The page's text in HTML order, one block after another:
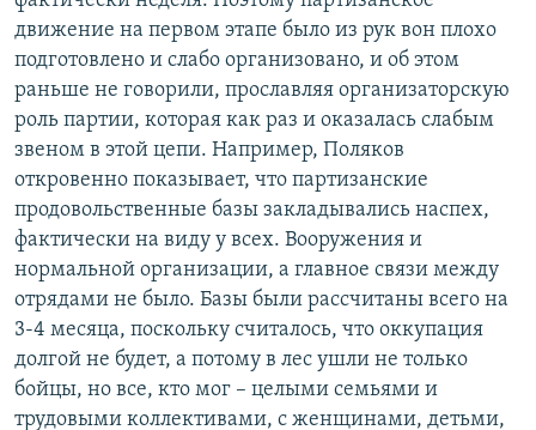
движение на первом этапе было из рук вон плохо
подготовлено и слабо организовано, и об этом
раньше не говорили, прославляя организаторскую
роль партии, которая как раз и оказалась слабым
звеном в этой цепи. Например, Поляков
откровенно показывает, что партизанские
продовольственные базы закладывались наспех,
фактически на виду у всех. Вооружения и
нормальной организации, а главное связи между
отрядами не было. Базы были рассчитаны всего на
3-4 месяца, поскольку считалось, что оккупация
долгой не будет, а потому в лес ушли не только
бойцы, но все, кто мог – целыми семьями и
трудовыми коллективами, с женщинами, детьми,